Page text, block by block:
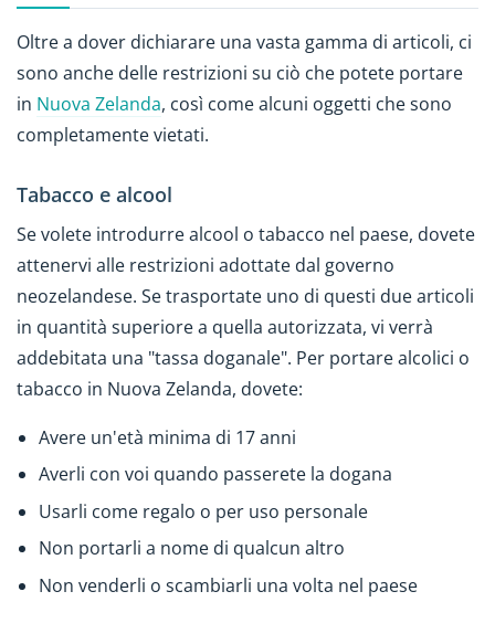
Oltre a dover dichiarare una vasta gamma di articoli, ci
sono anche delle restrizioni su ciò che potete portare
in Nuova Zelanda, così come alcuni oggetti che sono
completamente vietati.
Tabacco e alcool
Se volete introdurre alcool o tabacco nel paese, dovete
attenervi alle restrizioni adottate dal governo
neozelandese. Se trasportate uno di questi due articoli
in quantità superiore a quella autorizzata, vi verrà
addebitata una "tassa doganale". Per portare alcolici o
tabacco in Nuova Zelanda, dovete:
Avere un'età minima di 17 anni
Averli con voi quando passerete la dogana
Usarli come regalo o per uso personale
Non portarli a nome di qualcun altro
Non venderli o scambiarli una volta nel paese